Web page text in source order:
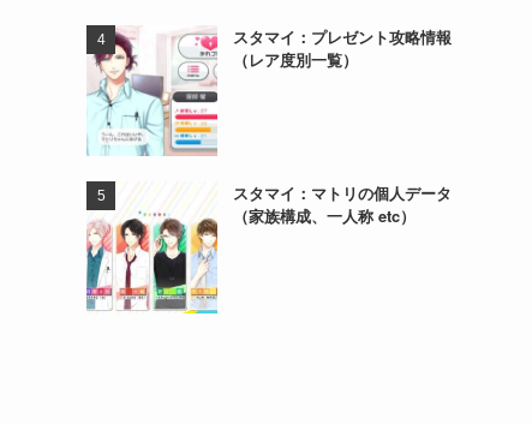
スタマイ：プレゼント攻略情報
（レア度別一覧）
スタマイ：マトリの個人データ
（家族構成、一人称 etc）